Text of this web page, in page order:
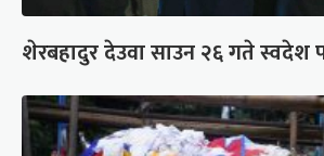
शेरबहादुर देउवा साउन २६ गते स्वदेश